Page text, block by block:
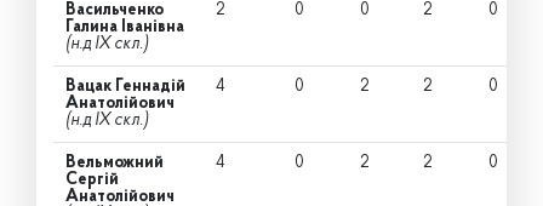
Васильченко
Галина Іванівна
(н.д IX скл.)
2 0 0 2 0
Вацак Геннадій
Анатолійович
(н.д IX скл.)
4 0 2 2 0
Вельможний
Сергій
Анатолійович
4 0 2 2 0